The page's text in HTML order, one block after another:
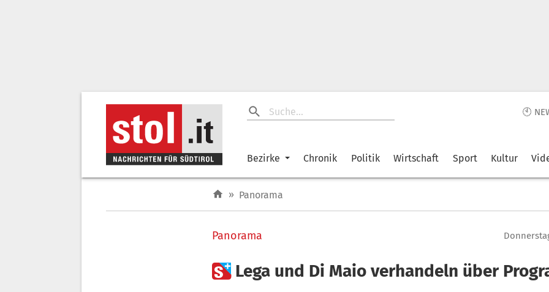
🕙
Bezirke Chronik Politik Wirtschaft Sport Kultur
» Panorama
Panorama
 Lega und Di Maio verhandeln über